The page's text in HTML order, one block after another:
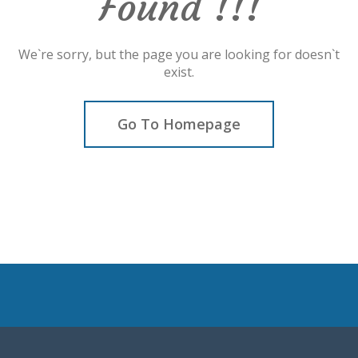
We`re sorry, but the page you are looking for doesn`t
exist.
Go To Homepage